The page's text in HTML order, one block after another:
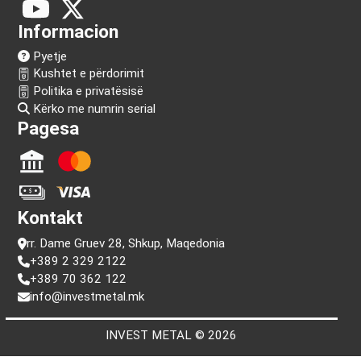
Na ndiq!
Informacion
Pyetje
Kushtet e përdorimit
Politika e privatësisë
Kërko me numrin serial
Pagesa